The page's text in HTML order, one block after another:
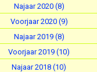
Najaar 2020 (8)
Voorjaar 2020 (9)
Najaar 2019 (8)
Voorjaar 2019 (10)
Najaar 2018 (10)